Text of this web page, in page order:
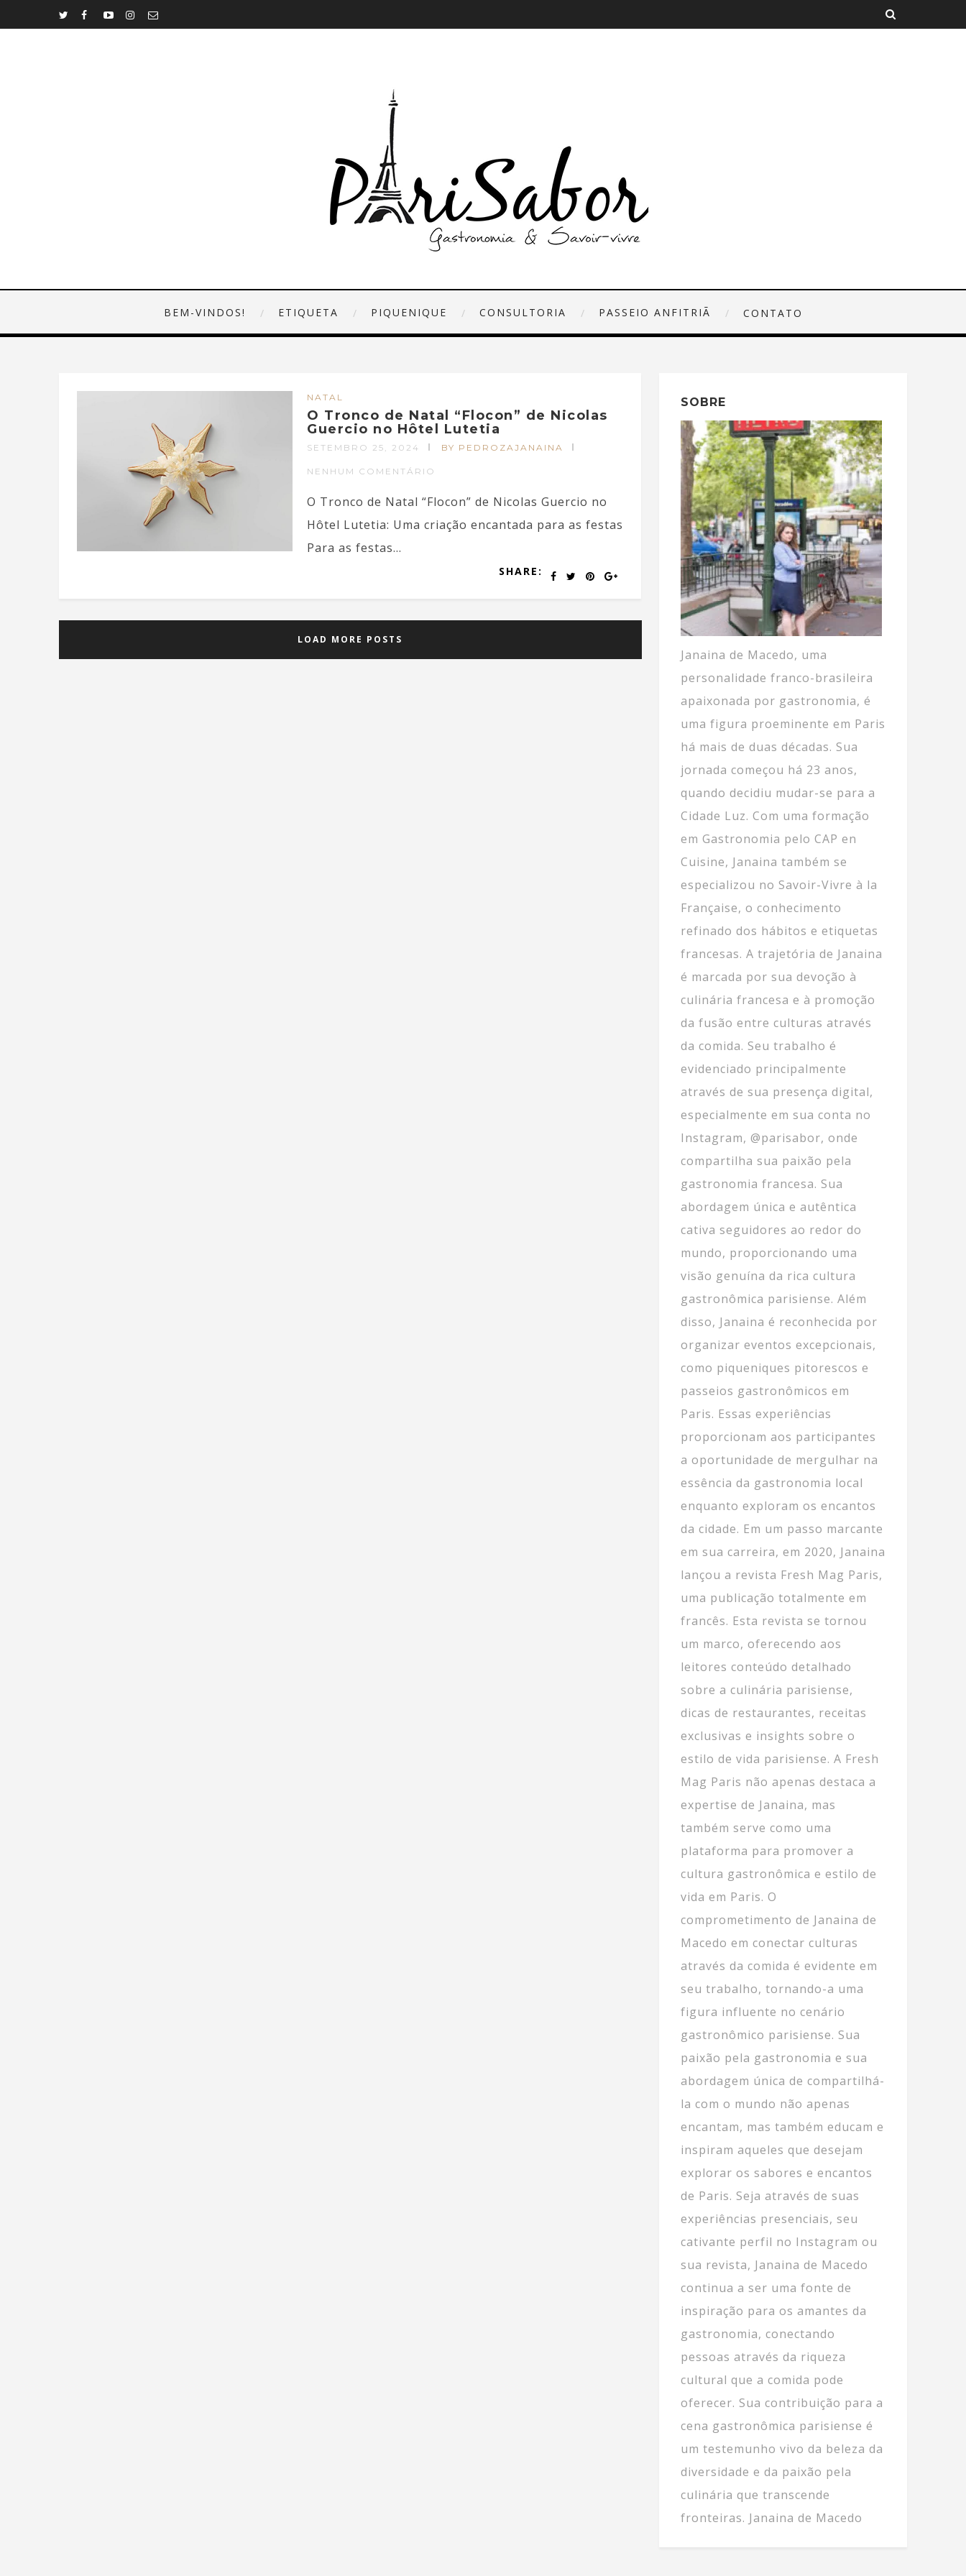
BEM-VINDOS! ETIQUETA PIQUENIQUE CONSULTORIA PASSEIO ANFITRIÃ CONTATO
NATAL
O Tronco de Natal “Flocon” de Nicolas
Guercio no Hôtel Lutetia
SETEMBRO 25, 2024 BY PEDROZAJANAINA
NENHUM COMENTÁRIO
O Tronco de Natal “Flocon” de Nicolas Guercio no
Hôtel Lutetia: Uma criação encantada para as festas
Para as festas...
SHARE:
LOAD MORE POSTS
SOBRE
Janaina de Macedo, uma
personalidade franco-brasileira
apaixonada por gastronomia, é
uma figura proeminente em Paris
há mais de duas décadas. Sua
jornada começou há 23 anos,
quando decidiu mudar-se para a
Cidade Luz. Com uma formação
em Gastronomia pelo CAP en
Cuisine, Janaina também se
especializou no Savoir-Vivre à la
Française, o conhecimento
refinado dos hábitos e etiquetas
francesas. A trajetória de Janaina
é marcada por sua devoção à
culinária francesa e à promoção
da fusão entre culturas através
da comida. Seu trabalho é
evidenciado principalmente
através de sua presença digital,
especialmente em sua conta no
Instagram, @parisabor, onde
compartilha sua paixão pela
gastronomia francesa. Sua
abordagem única e autêntica
cativa seguidores ao redor do
mundo, proporcionando uma
visão genuína da rica cultura
gastronômica parisiense. Além
disso, Janaina é reconhecida por
organizar eventos excepcionais,
como piqueniques pitorescos e
passeios gastronômicos em
Paris. Essas experiências
proporcionam aos participantes
a oportunidade de mergulhar na
essência da gastronomia local
enquanto exploram os encantos
da cidade. Em um passo marcante
em sua carreira, em 2020, Janaina
lançou a revista Fresh Mag Paris,
uma publicação totalmente em
francês. Esta revista se tornou
um marco, oferecendo aos
leitores conteúdo detalhado
sobre a culinária parisiense,
dicas de restaurantes, receitas
exclusivas e insights sobre o
estilo de vida parisiense. A Fresh
Mag Paris não apenas destaca a
expertise de Janaina, mas
também serve como uma
plataforma para promover a
cultura gastronômica e estilo de
vida em Paris. O
comprometimento de Janaina de
Macedo em conectar culturas
através da comida é evidente em
seu trabalho, tornando-a uma
figura influente no cenário
gastronômico parisiense. Sua
paixão pela gastronomia e sua
abordagem única de compartilhá-
la com o mundo não apenas
encantam, mas também educam e
inspiram aqueles que desejam
explorar os sabores e encantos
de Paris. Seja através de suas
experiências presenciais, seu
cativante perfil no Instagram ou
sua revista, Janaina de Macedo
continua a ser uma fonte de
inspiração para os amantes da
gastronomia, conectando
pessoas através da riqueza
cultural que a comida pode
oferecer. Sua contribuição para a
cena gastronômica parisiense é
um testemunho vivo da beleza da
diversidade e da paixão pela
culinária que transcende
fronteiras. Janaina de Macedo